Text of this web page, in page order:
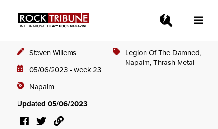
Toggle
Steven Willems
05/06/2023 - week 23
Napalm
Legion Of The Damned,
Napalm, Thrash Metal
Updated 05/06/2023